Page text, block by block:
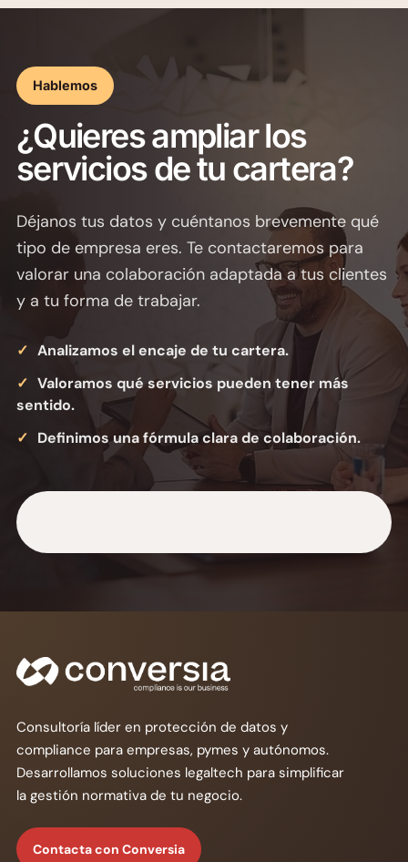
para estudiar una colaboración adaptada a tu
Hablemos
¿Quieres ampliar los
servicios de tu cartera?
Déjanos tus datos y cuéntanos brevemente qué
tipo de empresa eres. Te contactaremos para
valorar una colaboración adaptada a tus clientes
y a tu forma de trabajar.
Analizamos el encaje de tu cartera.
Valoramos qué servicios pueden tener más
sentido.
Definimos una fórmula clara de colaboración.
Consultoría líder en protección de datos y
compliance para empresas, pymes y autónomos.
Desarrollamos soluciones legaltech para simplificar
la gestión normativa de tu negocio.
Contacta con Conversia